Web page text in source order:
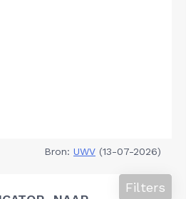
Bron: UWV (13-07-2026)
Filters